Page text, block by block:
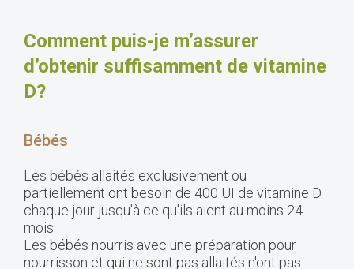
Comment puis-je m’assurer
d’obtenir suffisamment de vitamine
D?
Bébés
Les bébés allaités exclusivement ou
partiellement ont besoin de 400 UI de vitamine D
chaque jour jusqu'à ce qu'ils aient au moins 24
mois.
Les bébés nourris avec une préparation pour
nourrisson et qui ne sont pas allaités n'ont pas